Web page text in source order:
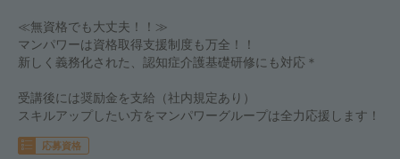
≪無資格でも大丈夫！！≫
マンパワーは資格取得支援制度も万全！！
新しく義務化された、認知症介護基礎研修にも対応＊
受講後には奨励金を支給（社内規定あり）
スキルアップしたい方をマンパワーグループは全力応援します！
応募資格